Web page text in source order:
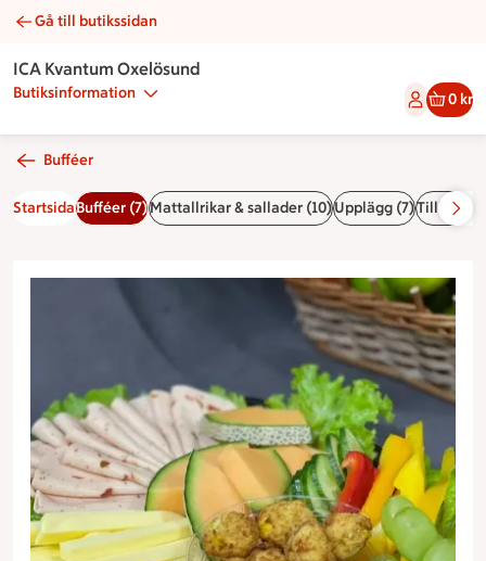
Vegansk buffé | Catering ICA Kvantum Oxelösund
Gå till butikssidan
ICA Kvantum Oxelösund
Butiksinformation 0 kr
Bufféer
StartsidaBufféer (7)Mattallrikar & sallader (10)Upplägg (7)Tillbehör